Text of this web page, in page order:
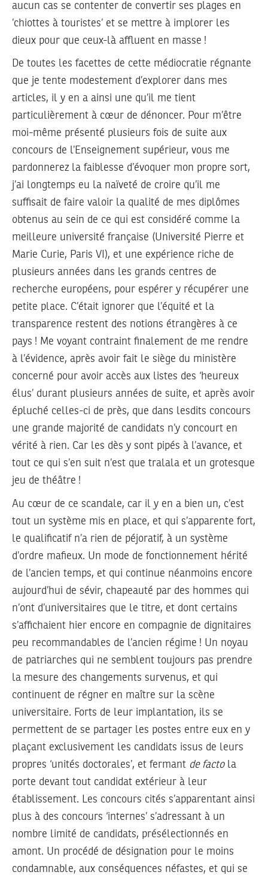
aucun cas se contenter de convertir ses plages en
’chiottes à touristes’ et se mettre à implorer les
dieux pour que ceux-là affluent en masse !
De toutes les facettes de cette médiocratie régnante
que je tente modestement d’explorer dans mes
articles, il y en a ainsi une qu’il me tient
particulièrement à cœur de dénoncer. Pour m’être
moi-même présenté plusieurs fois de suite aux
concours de l’Enseignement supérieur, vous me
pardonnerez la faiblesse d’évoquer mon propre sort,
j’ai longtemps eu la naïveté de croire qu’il me
suffisait de faire valoir la qualité de mes diplômes
obtenus au sein de ce qui est considéré comme la
meilleure université française (Université Pierre et
Marie Curie, Paris VI), et une expérience riche de
plusieurs années dans les grands centres de
recherche européens, pour espérer y récupérer une
petite place. C’était ignorer que l’équité et la
transparence restent des notions étrangères à ce
pays ! Me voyant contraint finalement de me rendre
à l’évidence, après avoir fait le siège du ministère
concerné pour avoir accès aux listes des ‘heureux
élus’ durant plusieurs années de suite, et après avoir
épluché celles-ci de près, que dans lesdits concours
une grande majorité de candidats n’y concourt en
vérité à rien. Car les dès y sont pipés à l’avance, et
tout ce qui s’en suit n’est que tralala et un grotesque
jeu de théâtre !
Au cœur de ce scandale, car il y en a bien un, c’est
tout un système mis en place, et qui s’apparente fort,
le qualificatif n’a rien de péjoratif, à un système
d’ordre mafieux. Un mode de fonctionnement hérité
de l’ancien temps, et qui continue néanmoins encore
aujourd’hui de sévir, chapeauté par des hommes qui
n’ont d’universitaires que le titre, et dont certains
s’affichaient hier encore en compagnie de dignitaires
peu recommandables de l’ancien régime ! Un noyau
de patriarches qui ne semblent toujours pas prendre
la mesure des changements survenus, et qui
continuent de régner en maître sur la scène
universitaire. Forts de leur implantation, ils se
permettent de se partager les postes entre eux en y
plaçant exclusivement les candidats issus de leurs
propres ‘unités doctorales’, et fermant de factola
porte devant tout candidat extérieur à leur
établissement. Les concours cités s’apparentant ainsi
plus à des concours ‘internes’ s’adressant à un
nombre limité de candidats, présélectionnés en
amont. Un procédé de désignation pour le moins
condamnable, aux conséquences néfastes, et qui se